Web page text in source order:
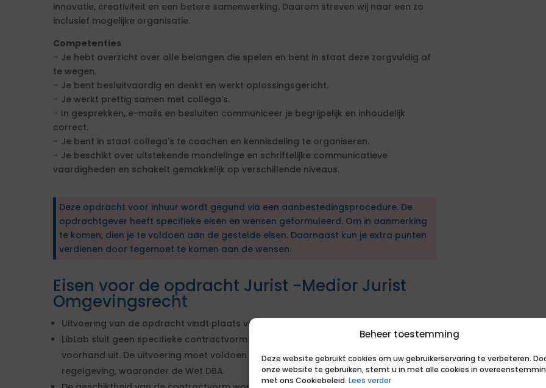
Beheer toestemming
Deze website gebruikt cookies om uw gebruikerservaring te verbeteren.
onze website te gebruiken, stemt u in met alle cookies in
met ons Cookiebeleid. Lees verder
innovatie, creativiteit en een betere samenwerking. Daarom streven wij naar een zo
inclusief mogelijke organisatie.
Competenties
– Je hebt overzicht over alle belangen die spelen en bent in staat deze zorgvuldig af
te wegen.
– Je bent besluitvaardig en denkt en werkt oplossingsgericht.
– Je werkt prettig samen met collega's.
– In gesprekken, e-mails en besluiten communiceer je begrijpelijk en inhoudelijk
correct.
– Je bent in staat collega's te coachen en kennisdeling te organiseren.
– Je beschikt over uitstekende mondelinge en schriftelijke communicatieve
vaardigheden en schakelt gemakkelijk op verschillende niveaus.
Deze opdracht voor inhuur wordt gegund via een aanbestedingsprocedure. De
opdrachtgever heeft specifieke eisen en wensen geformuleerd. Om in aanmerking
te komen, dien je te voldoen aan de gestelde eisen. Daarnaast kun je extra punten
verdienen door tegemoet te komen aan de wensen.
Eisen voor de opdracht Jurist -Medior Jurist
Omgevingsrecht
Uitvoering van de opdracht vindt plaats via detachering.
LibLab sluit geen specifieke contractvorm of categorie opdrachtnemers op
voorhand uit. De uitvoering moet voldoen aan de toepasselijke wet- en
regelgeving, waaronder de Wet DBA.